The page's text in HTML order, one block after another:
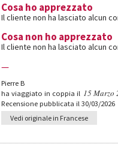
Cosa ho apprezzato
Il cliente non ha lasciato alcun
Cosa non ho apprezzato
Il cliente non ha lasciato alcun
—
Pierre B
ha viaggiato in coppia il 15 Marzo
Recensione pubblicata il 30/03/2026
Vedi originale in Francese